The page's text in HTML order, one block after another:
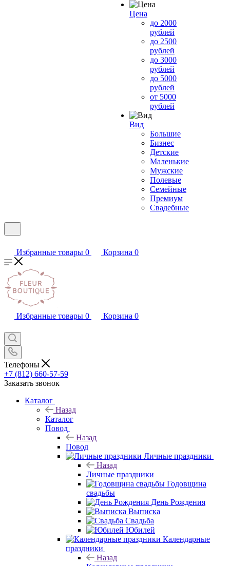
Цена
до 2000
рублей
до 2500
рублей
до 3000
рублей
до 5000
рублей
от 5000
рублей
Вид
Большие
Бизнес
Детские
Маленькие
Мужские
Полевые
Семейные
Премиум
Свадебные
Избранные товары 0 Корзина 0
Избранные товары 0 Корзина 0
Телефоны
+7 (812) 660-57-59
Заказать звонок
Каталог
Назад
Каталог
Повод
Назад
Повод
Личные праздники
Назад
Личные праздники
Годовщина
свадьбы
День Рождения
Выписка
Свадьба
Юбилей
Календарные
праздники
Назад